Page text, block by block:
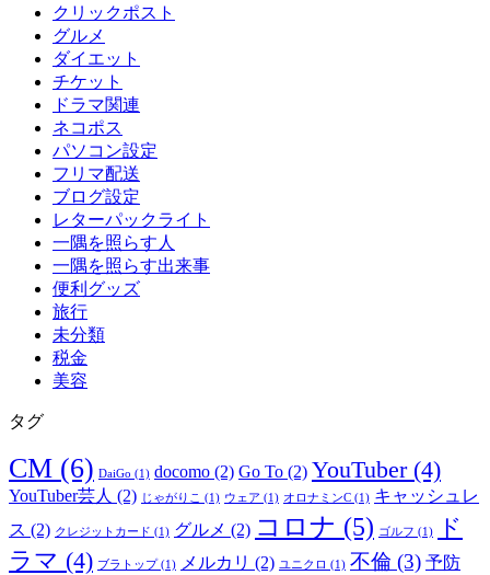
クリックポスト
グルメ
ダイエット
チケット
ドラマ関連
ネコポス
パソコン設定
フリマ配送
ブログ設定
レターパックライト
一隅を照らす人
一隅を照らす出来事
便利グッズ
旅行
未分類
税金
美容
タグ
CM (6) DaiGo (1) docomo (2) Go To (2) YouTuber(4)
YouTuber芸人 (2) じゃがりこ (1) ウェア (1) オロナミンC (1) キャッシュレ
ス (2) クレジットカード (1) グルメ (2) コロナ (5) ゴルフ (1)
ド
ラマ (4) ブラトップ(1) メルカリ (2) ユニクロ (1) 不倫 (3) 予防